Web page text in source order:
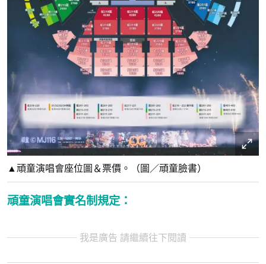
▲頑童演唱會座位圖＆票價。（圖／頑童臉書）
頑童演唱會實名制規定：
我是廣告 請繼續往下閱讀